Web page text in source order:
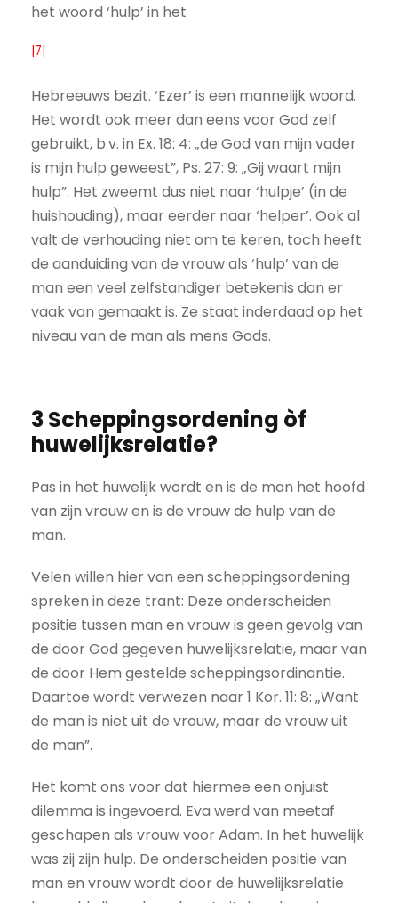
het woord ‘hulp’ in het
|7|
Hebreeuws bezit. ‘Ezer’ is een mannelijk woord.
Het wordt ook meer dan eens voor God zelf
gebruikt, b.v. in Ex. 18: 4: „de God van mijn vader
is mijn hulp geweest”, Ps. 27: 9: „Gij waart mijn
hulp”. Het zweemt dus niet naar ‘hulpje’ (in de
huishouding), maar eerder naar ‘helper’. Ook al
valt de verhouding niet om te keren, toch heeft
de aanduiding van de vrouw als ‘hulp’ van de
man een veel zelfstandiger betekenis dan er
vaak van gemaakt is. Ze staat inderdaad op het
niveau van de man als mens Gods.
3 Scheppingsordening òf
huwelijksrelatie?
Pas in het huwelijk wordt en is de man het hoofd
van zijn vrouw en is de vrouw de hulp van de
man.
Velen willen hier van een scheppingsordening
spreken in deze trant: Deze onderscheiden
positie tussen man en vrouw is geen gevolg van
de door God gegeven huwelijksrelatie, maar van
de door Hem gestelde scheppingsordinantie.
Daartoe wordt verwezen naar 1 Kor. 11: 8: „Want
de man is niet uit de vrouw, maar de vrouw uit
de man”.
Het komt ons voor dat hiermee een onjuist
dilemma is ingevoerd. Eva werd van meetaf
geschapen als vrouw voor Adam. In het huwelijk
was zij zijn hulp. De onderscheiden positie van
man en vrouw wordt door de huwelijksrelatie